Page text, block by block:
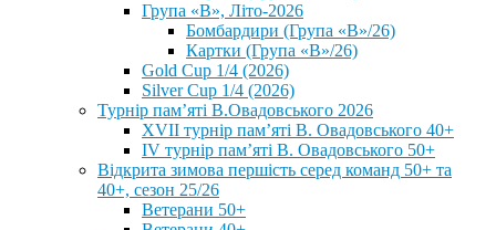
Група «В», Літо-2026
Бомбардири (Група «В»/26)
Картки (Група «В»/26)
Gold Cup 1/4 (2026)
Silver Cup 1/4 (2026)
Турнір пам’яті В.Овадовського 2026
XVII турнір пам’яті В. Овадовського 40+
IV турнір пам’яті В. Овадовського 50+
Відкрита зимова першість серед команд 50+ та
40+, сезон 25/26
Ветерани 50+